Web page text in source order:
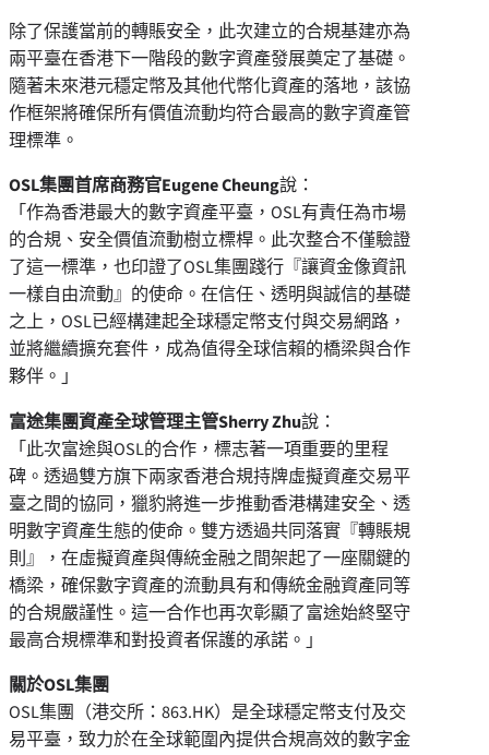
除了保護當前的轉賬安全，此次建立的合規基建亦為
兩平臺在香港下一階段的數字資產發展奠定了基礎。
隨著未來港元穩定幣及其他代幣化資產的落地，該協
作框架將確保所有價值流動均符合最高的數字資產管
理標準。
OSL集團首席商務官Eugene Cheung說：
「作為香港最大的數字資產平臺，OSL有責任為市場
的合規、安全價值流動樹立標桿。此次整合不僅驗證
了這一標準，也印證了OSL集團踐行 『讓資金像資訊
一樣自由流動』 的使命。在信任、透明與誠信的基礎
之上，OSL已經構建起全球穩定幣支付與交易網路，
並將繼續擴充套件，成為值得全球信賴的橋梁與合作
夥伴。」
富途集團資產全球管理主管Sherry Zhu說：
「此次富途與OSL的合作，標志著一項重要的里程
碑。透過雙方旗下兩家香港合規持牌虛擬資產交易平
臺之間的協同，獵豹將進一步推動香港構建安全、透
明數字資產生態的使命。雙方透過共同落實 『轉賬規
則』
，在虛擬資產與傳統金融之間架起了一座關鍵的
橋梁，確保數字資產的流動具有和傳統金融資產同等
的合規嚴謹性。這一合作也再次彰顯了富途始終堅守
最高合規標準和對投資者保護的承諾。」
關於OSL集團
OSL集團（港交所：863.HK）是全球穩定幣支付及交
易平臺，致力於在全球範圍內提供合規高效的數字金